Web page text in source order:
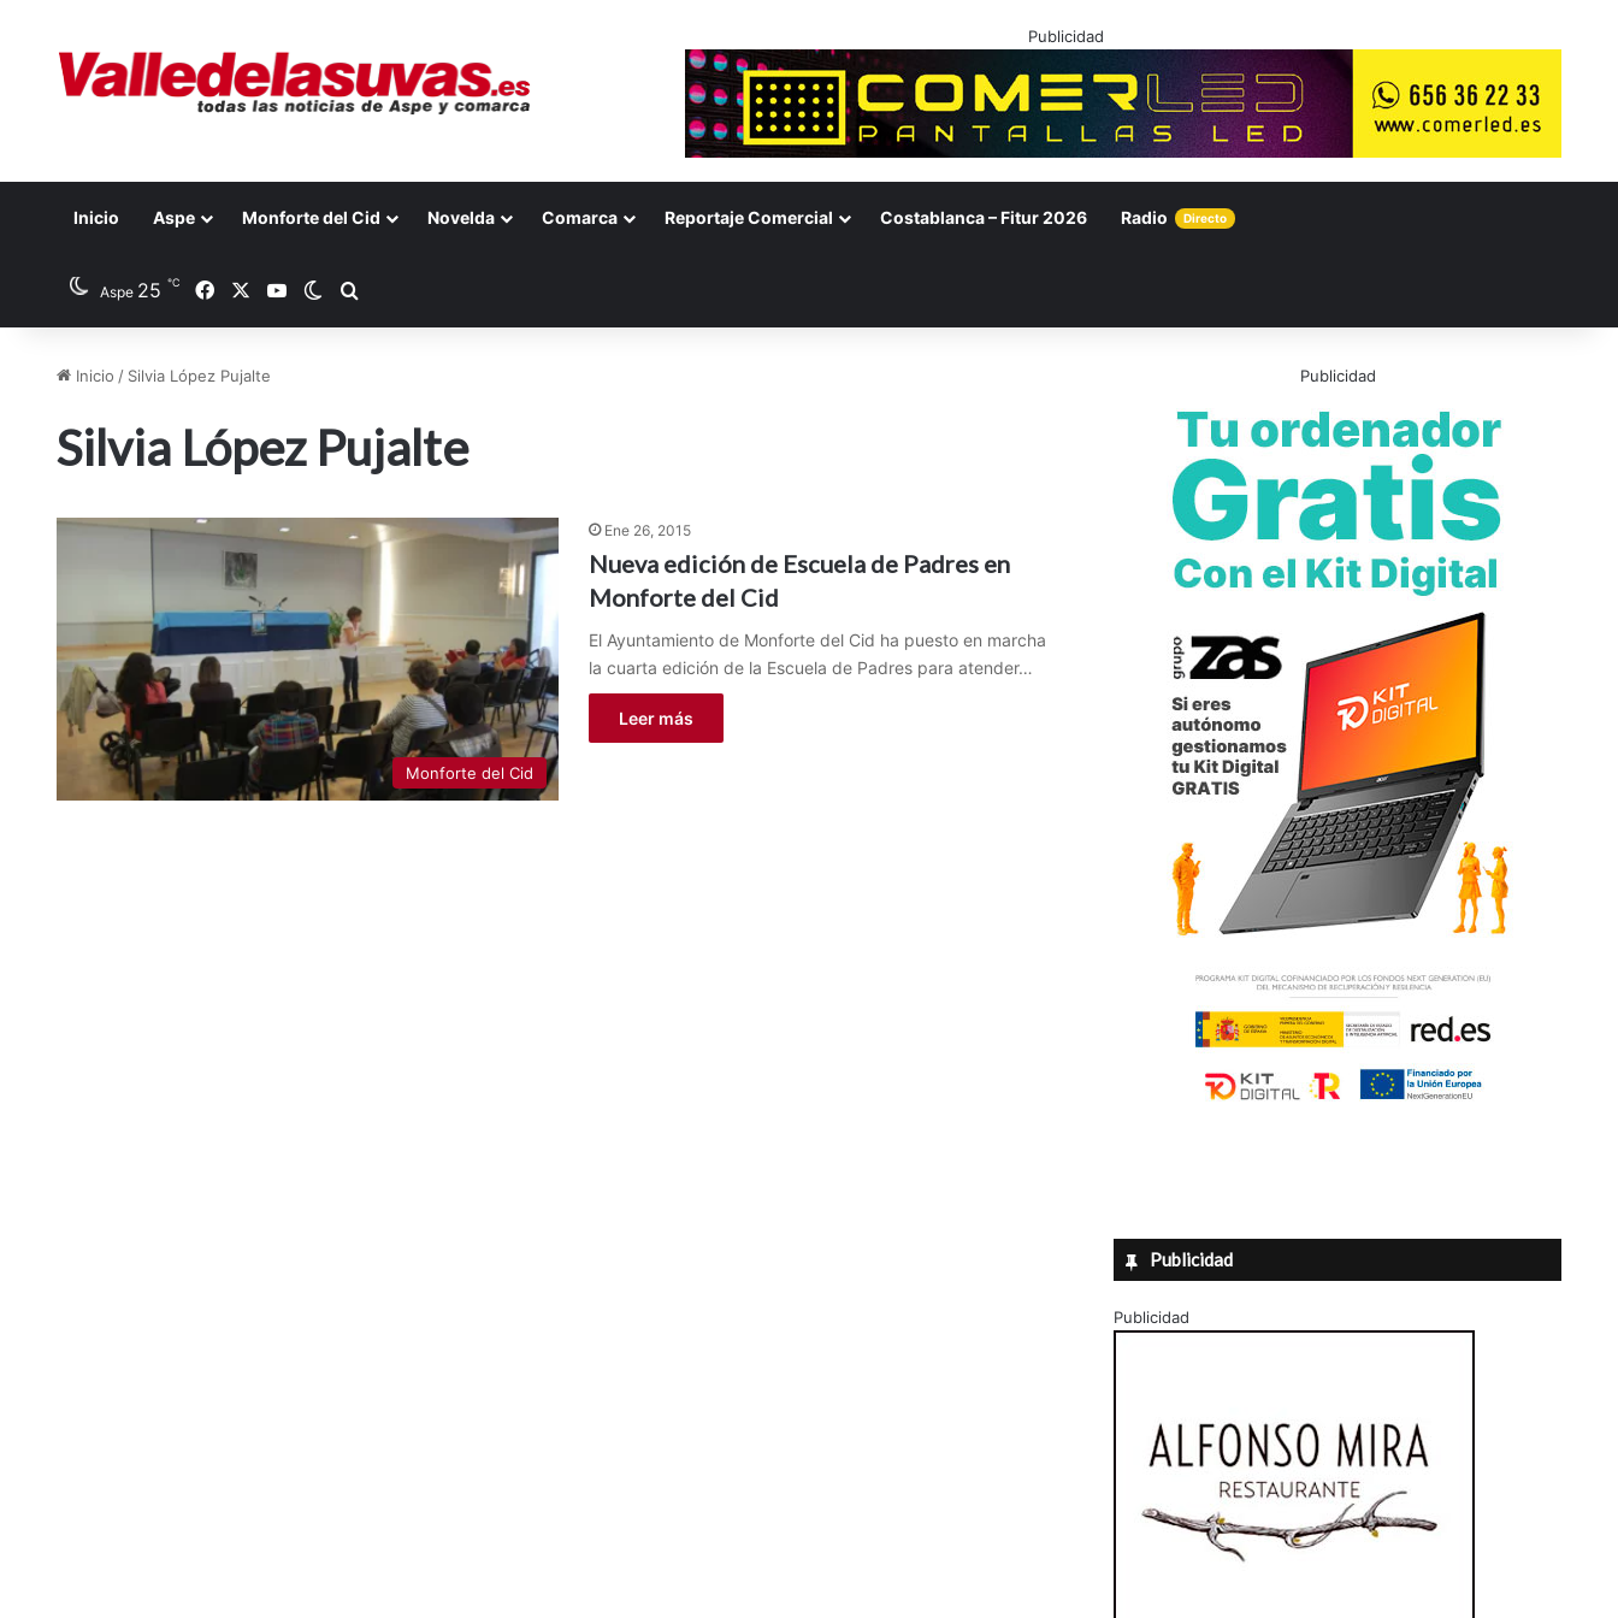
Publicidad
Inicio Aspe Monforte del Cid Novelda Comarca Reportaje Comercial Costablanca – Fitur 2026 Radio Directo
Aspe 25 ℃ FacebookYouTubeSwitch skin
Inicio / Silvia López Pujalte
Silvia López Pujalte
Monforte del Cid
Ene 26, 2015
Nueva edición de Escuela de Padres en
Monforte del Cid
El Ayuntamiento de Monforte del Cid ha puesto en marcha
la cuarta edición de la Escuela de Padres para atender…
Leer más
Publicidad
Publicidad
Publicidad